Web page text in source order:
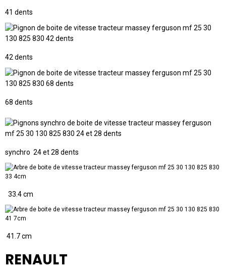
41 dents
42 dents
68 dents
synchro 24 et 28 dents
33.4 cm
41.7 cm
RENAULT